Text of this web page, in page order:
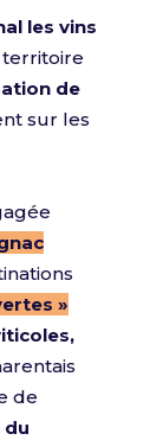
les vins
de
sur les
»
de
du